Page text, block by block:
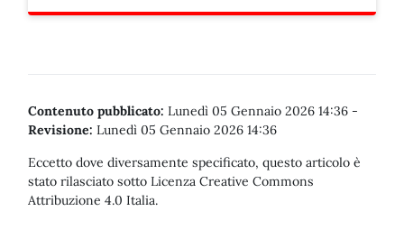
Contenuto pubblicato: Lunedì 05 Gennaio 2026 14:36 -
Revisione: Lunedì 05 Gennaio 2026 14:36
Eccetto dove diversamente specificato, questo articolo è
stato rilasciato sotto Licenza Creative Commons
Attribuzione 4.0 Italia.